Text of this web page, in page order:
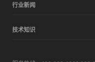
行业新闻
技术知识